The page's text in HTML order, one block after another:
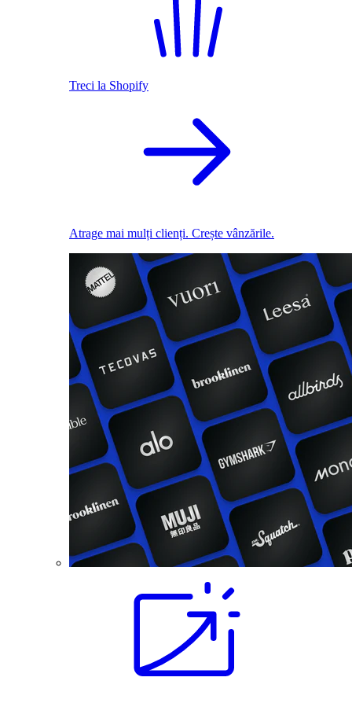
Treci la Shopify
Atrage mai mulți clienți. Crește vânzările.